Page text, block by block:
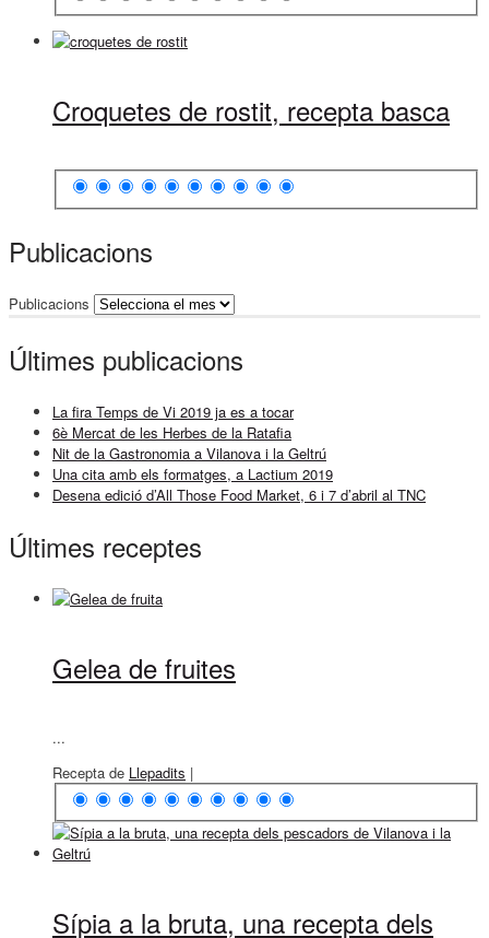
Croquetes de rostit, recepta basca
Publicacions
Publicacions
Últimes publicacions
La fira Temps de Vi 2019 ja es a tocar
6è Mercat de les Herbes de la Ratafia
Nit de la Gastronomia a Vilanova i la Geltrú
Una cita amb els formatges, a Lactium 2019
Desena edició d’All Those Food Market, 6 i 7 d’abril al TNC
Últimes receptes
Gelea de fruites
...
Recepta de Llepadits |
Sípia a la bruta, una recepta dels